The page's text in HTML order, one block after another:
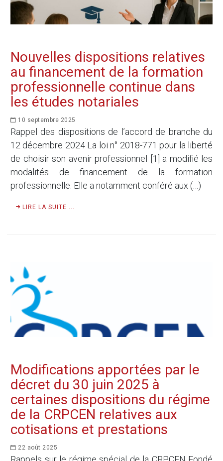
Nouvelles dispositions relatives
au financement de la formation
professionnelle continue dans
les études notariales
10 septembre 2025
Rappel des dispositions de l’accord de branche du
12 décembre 2024 La loi n° 2018-771 pour la liberté
de choisir son avenir professionnel [1] a modifié les
modalités de financement de la formation
professionnelle. Elle a notamment conféré aux (…)
LIRE LA SUITE ...
Modifications apportées par le
décret du 30 juin 2025 à
certaines dispositions du régime
de la CRPCEN relatives aux
cotisations et prestations
22 août 2025